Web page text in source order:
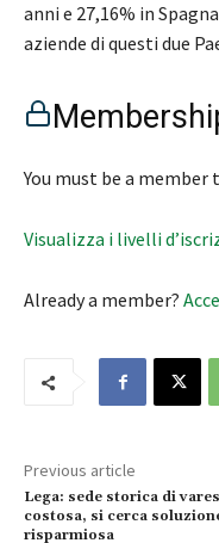
anni e 27,16% in
aziende di questi due
You must be a
Visualizza i livelli
Already a member?
Previous article
Lega: sede storica di
costosa, si cerca
risparmiosa